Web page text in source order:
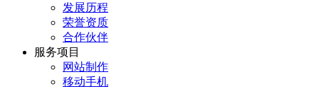
发展历程
荣誉资质
合作伙伴
服务项目
网站制作
移动手机